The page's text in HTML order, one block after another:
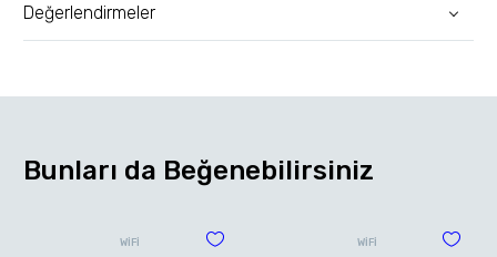
Değerlendirmeler
Bunları da Beğenebilirsiniz
WİFİ WİFİ